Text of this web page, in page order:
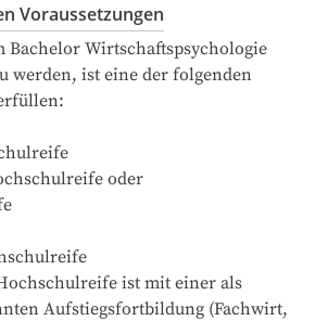
Voraussetzungen
Bachelor Wirtschaftspsychologie
werden, ist eine der folgenden
oder
ist mit einer als
Aufstiegsfortbildung (Fachwirt,